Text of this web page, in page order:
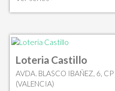
Loteria Castillo
AVDA. BLASCO IBAÑEZ, 6,
(VALENCIA)